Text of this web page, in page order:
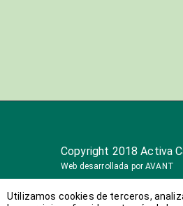
Copyright 2018 Activa
Web desarrollada porAVANT
Utilizamos cookies de terceros,